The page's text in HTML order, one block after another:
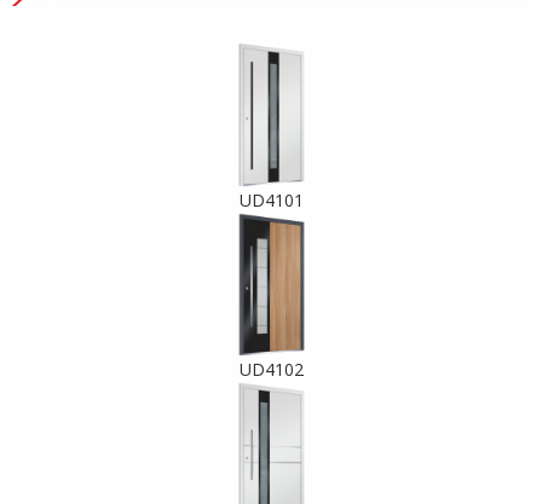
UD4101
UD4102